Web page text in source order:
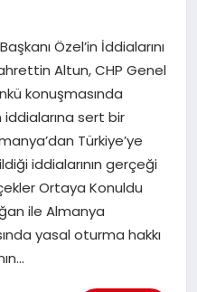
Özel’in İddialarını
Altun, CHP Genel
konuşmasında
sert bir
Türkiye’ye
iddialarının gerçeği
Ortaya Konuldu
ile Almanya
yasal oturma hakkı